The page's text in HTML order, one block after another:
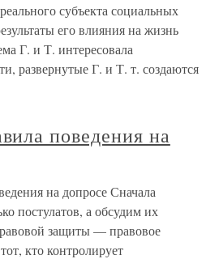
субъекта социальных
его влияния на жизнь
Г. и Т. интересовала
развернутые Г. и Т. т. создаются
поведения на
на допросе Сначала
постулатов, а обсудим их
защиты — правовое
кто контролирует